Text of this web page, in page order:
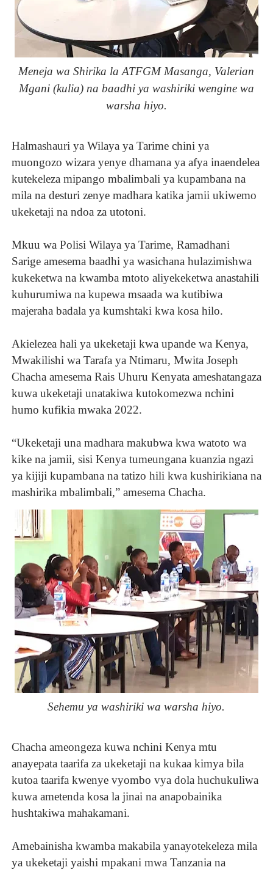
Meneja wa Shirika la ATFGM Masanga, Valerian
Mgani (kulia) na baadhi ya washiriki wengine wa
warsha hiyo.
Halmashauri ya Wilaya ya Tarime chini ya
muongozo wizara yenye dhamana ya afya inaendelea
kutekeleza mipango mbalimbali ya kupambana na
mila na desturi zenye madhara katika jamii ukiwemo
ukeketaji na ndoa za utotoni.
Mkuu wa Polisi Wilaya ya Tarime, Ramadhani
Sarige amesema baadhi ya wasichana hulazimishwa
kukeketwa na kwamba mtoto aliyekeketwa anastahili
kuhurumiwa na kupewa msaada wa kutibiwa
majeraha badala ya kumshtaki kwa kosa hilo.
Akielezea hali ya ukeketaji kwa upande wa Kenya,
Mwakilishi wa Tarafa ya Ntimaru, Mwita Joseph
Chacha amesema Rais Uhuru Kenyata ameshatangaza
kuwa ukeketaji unatakiwa kutokomezwa nchini
humo kufikia mwaka 2022.
“Ukeketaji una madhara makubwa kwa watoto wa
kike na jamii, sisi Kenya tumeungana kuanzia ngazi
ya kijiji kupambana na tatizo hili kwa kushirikiana na
mashirika mbalimbali,” amesema Chacha.
Sehemu ya washiriki wa warsha hiyo.
Chacha ameongeza kuwa nchini Kenya mtu
anayepata taarifa za ukeketaji na kukaa kimya bila
kutoa taarifa kwenye vyombo vya dola huchukuliwa
kuwa ametenda kosa la jinai na anapobainika
hushtakiwa mahakamani.
Amebainisha kwamba makabila yanayotekeleza mila
ya ukeketaji yaishi mpakani mwa Tanzania na